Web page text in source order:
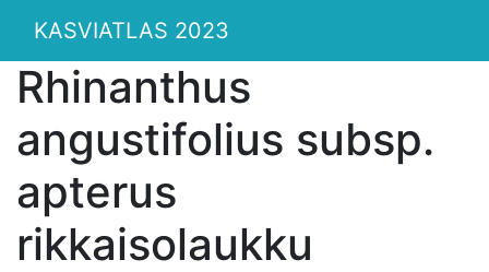
KASVIATLAS 2023
Rhinanthus
angustifolius subsp.
apterus
rikkaisolaukku